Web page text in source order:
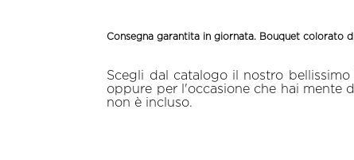
Consegna garantita in giornata. Bouquet colorato
Scegli dal catalogo il nostro
oppure per l'occasione che hai mente
non è incluso.